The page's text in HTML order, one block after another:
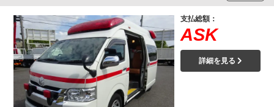
支払総額：
ASK
詳細を見る